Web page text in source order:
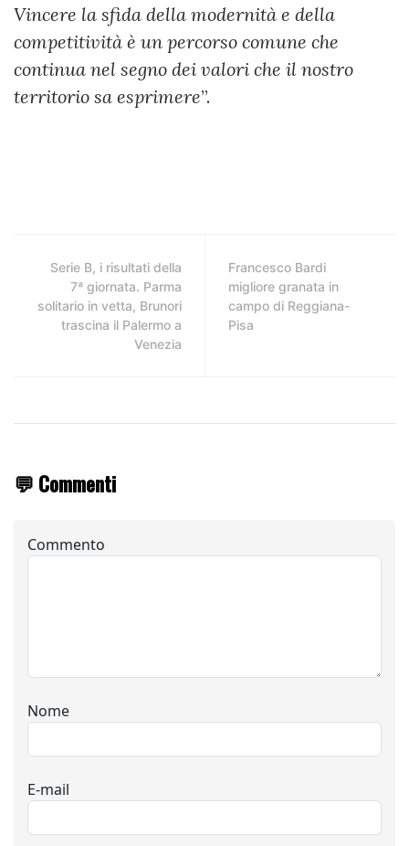
Vincere la sfida della modernità e della
competitività è un percorso comune che
continua nel segno dei valori che il nostro
territorio sa esprimere”.
Serie B, i risultati della
7ª giornata. Parma
solitario in vetta, Brunori
trascina il Palermo a
Venezia
Francesco Bardi
migliore granata in
campo di Reggiana-
Pisa
💬 Commenti